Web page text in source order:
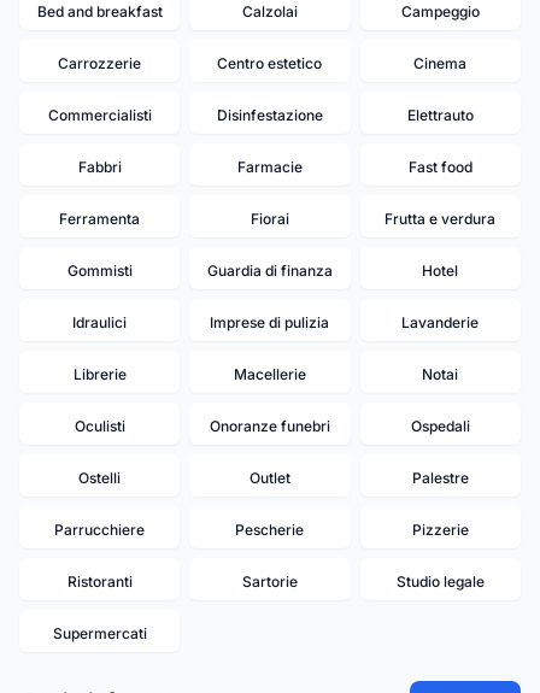
Bed and breakfast Calzolai Campeggio
Carrozzerie Centro estetico Cinema
Commercialisti Disinfestazione Elettrauto
Fabbri Farmacie Fast food
Ferramenta Fiorai Frutta e verdura
Gommisti Guardia di finanza Hotel
Idraulici Imprese di pulizia Lavanderie
Librerie Macellerie Notai
Oculisti Onoranze funebri Ospedali
Ostelli Outlet Palestre
Parrucchiere Pescherie Pizzerie
Ristoranti Sartorie Studio legale
Supermercati
19